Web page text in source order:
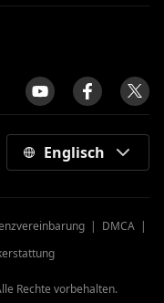
Englisch
| DMCA|
Rechte vorbehalten.